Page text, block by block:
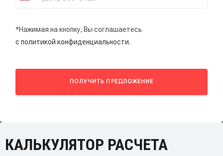
*Нажимая на кнопку, Вы соглашаетесь
с политикой конфиденциальности.
ПОЛУЧИТЬ ПРЕДЛОЖЕНИЕ
КАЛЬКУЛЯТОР РАСЧЕТА